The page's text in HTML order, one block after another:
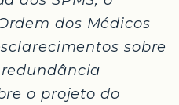
dos Médicos
sobre
o projeto do